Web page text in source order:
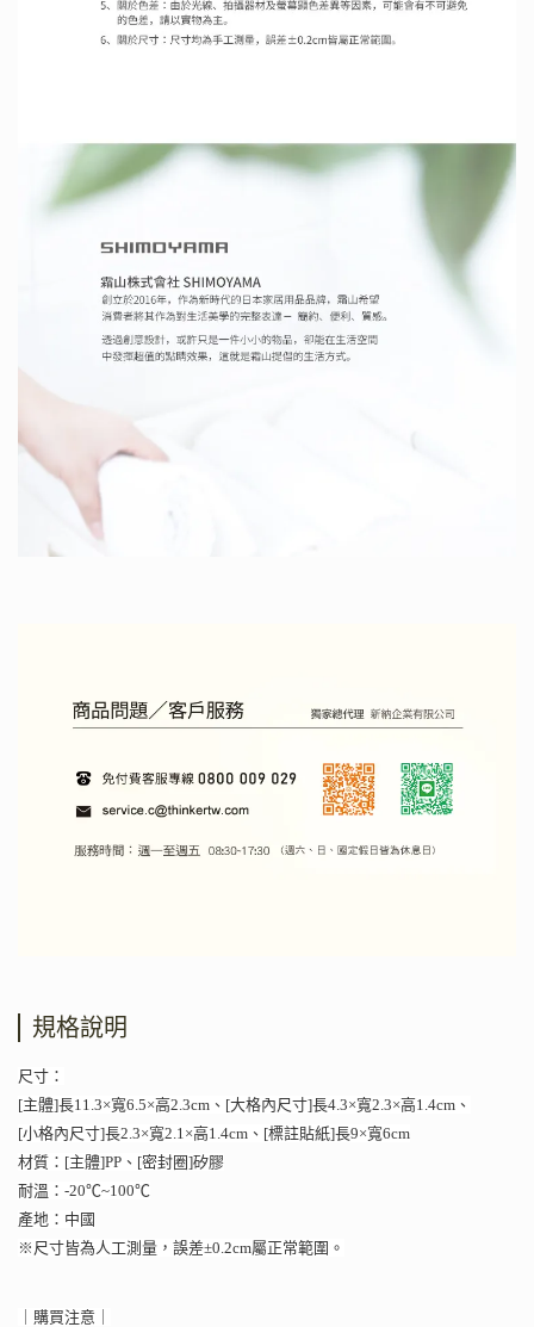
規格說明
尺寸：
[主體]長11.3×寬6.5×高2.3cm、[大格內尺寸]長4.3×寬2.3×高1.4cm、
[小格內尺寸]長2.3×寬2.1×高1.4cm、[標註貼紙]長9×寬6cm
材質：[主體]PP、[密封圈]矽膠
耐溫：-20℃~100℃
產地：中國
※尺寸皆為人工測量，誤差±0.2cm屬正常範圍。
｜購買注意｜